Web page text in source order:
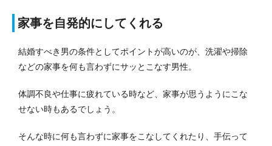
家事を自発的にしてくれる
結婚すべき男の条件としてポイントが高いのが、洗濯や掃除
などの家事を何も言わずにサッとこなす男性。
体調不良や仕事に疲れている時など、家事が思うようにこな
せない時もあるでしょう。
そんな時に何も言わずに家事をこなしてくれたり、手伝って